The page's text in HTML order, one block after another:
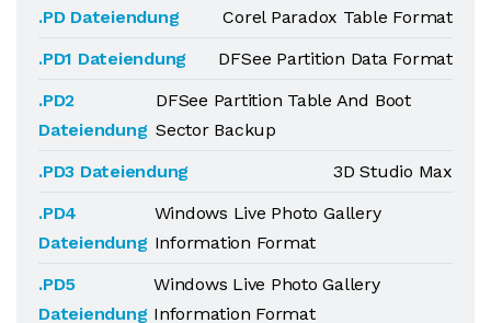
.PD Dateiendung
Corel Paradox Table Format
.PD1 Dateiendung
DFSee Partition Data Format
.PD2
Dateiendung
DFSee Partition Table And Boot
Sector Backup
.PD3 Dateiendung
3D Studio Max
.PD4
Dateiendung
Windows Live Photo Gallery
Information Format
.PD5
Dateiendung
Windows Live Photo Gallery
Information Format